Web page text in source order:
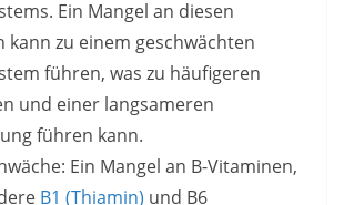
Ein Mangel an diesen
kann zu einem geschwächten
führen, was zu häufigeren
und einer langsameren
führen kann.
Ein Mangel an B-Vitaminen,
B1 (Thiamin) und B6